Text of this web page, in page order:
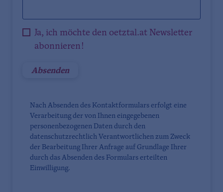
Ja, ich möchte den oetztal.at Newsletter
abonnieren!
Nach Absenden des Kontaktformulars erfolgt eine
Verarbeitung der von Ihnen eingegebenen
personenbezogenen Daten durch den
datenschutzrechtlich Verantwortlichen zum Zweck
der Bearbeitung Ihrer Anfrage auf Grundlage Ihrer
durch das Absenden des Formulars erteilten
Einwilligung.